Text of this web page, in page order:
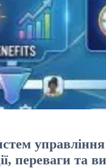
управління
переваги та